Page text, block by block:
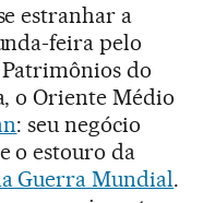
estranhar a
feira pelo
Patrimônios do
o Oriente Médio
: seu negócio
o estouro da
Guerra Mundial.